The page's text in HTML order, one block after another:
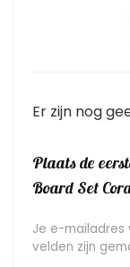
Er zijn nog
Plaats de
Board Set
Je e-mailadres
velden zijn